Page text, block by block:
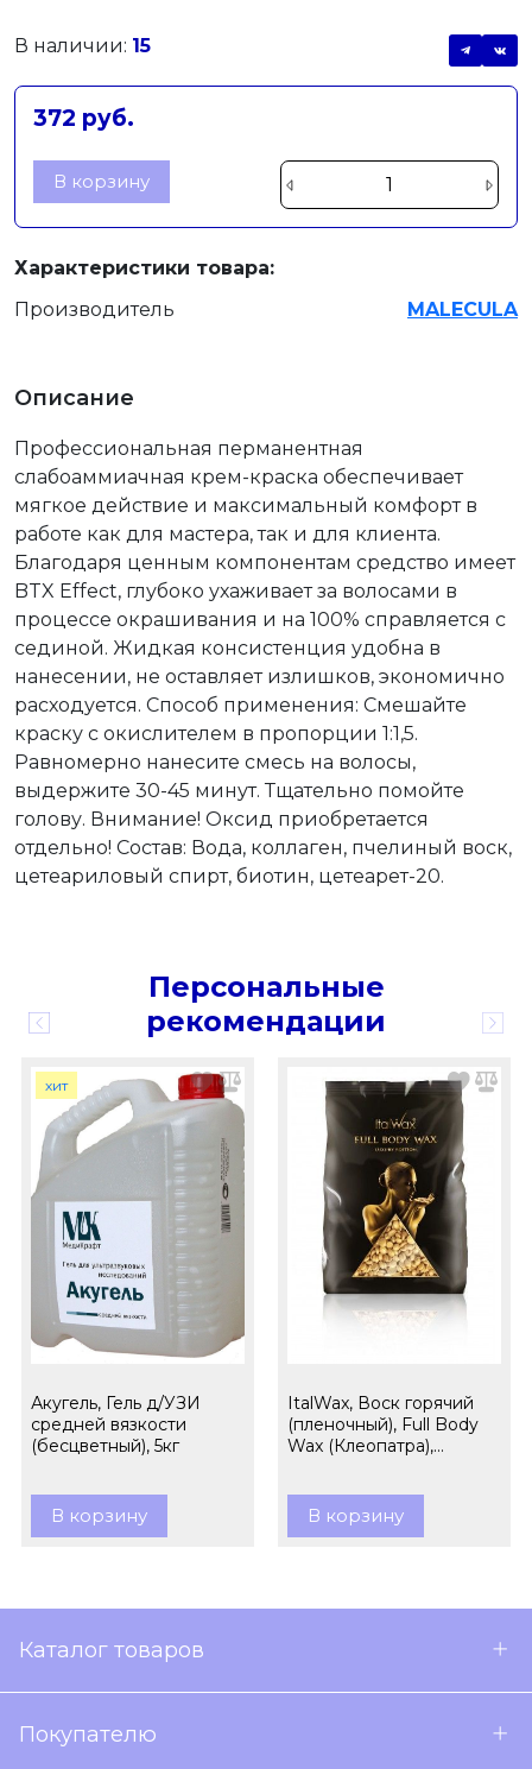
В наличии: 15
372 руб.
В корзину
Характеристики товара:
Производитель
MALECULA
Описание
Профессиональная перманентная
слабоаммиачная крем-краска обеспечивает
мягкое действие и максимальный комфорт в
работе как для мастера, так и для клиента.
Благодаря ценным компонентам средство имеет
BTX Effect, глубоко ухаживает за волосами в
процессе окрашивания и на 100% справляется с
сединой. Жидкая консистенция удобна в
нанесении, не оставляет излишков, экономично
расходуется. Способ применения: Смешайте
краску с окислителем в пропорции 1:1,5.
Равномерно нанесите смесь на волосы,
выдержите 30-45 минут. Тщательно помойте
голову. Внимание! Оксид приобретается
отдельно! Состав: Вода, коллаген, пчелиный воск,
цетеариловый спирт, биотин, цетеарет-20.
Персональные
рекомендации
хит
Акугель, Гель д/УЗИ
средней вязкости
(бесцветный), 5кг
В корзину
ItalWax, Воск горячий
(пленочный), Full Body
Wax (Клеопатра),
В корзину
Каталог товаров
Покупателю